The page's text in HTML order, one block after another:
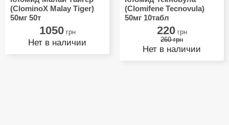
(ClominoX Malay Tiger)
50мг 50т
1050грн
Нет в наличии
(Clomifene Tecnovula)
50мг 10табл
220грн
260 грн
Нет в наличии